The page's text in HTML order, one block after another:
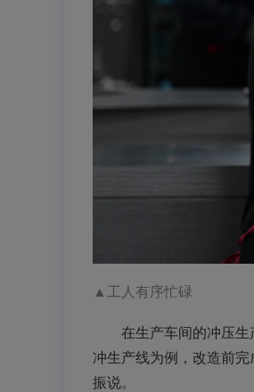
▲工人有序忙碌
在生产车间的冲压生产
冲生产线为例，改造前
振说。